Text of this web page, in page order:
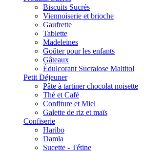
Biscuits Sucrés
Viennoiserie et brioche
Gaufrette
Tablette
Madeleines
Goûter pour les enfants
Gâteaux
Édulcorant Sucralose Maltitol
Petit Déjeuner
Pâte à tartiner chocolat noisette
Thé et Café
Confiture et Miel
Galette de riz et maïs
Confiserie
Haribo
Damla
Sucette - Tétine